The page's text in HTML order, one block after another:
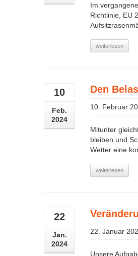
Im
Richtlinie, EU
weiterlesen
10
Feb.
2024
Den
10. Februar
Mitunter
bleiben und
Wetter eine
weiterlesen
22
Jan.
2024
22. Januar
Unsere